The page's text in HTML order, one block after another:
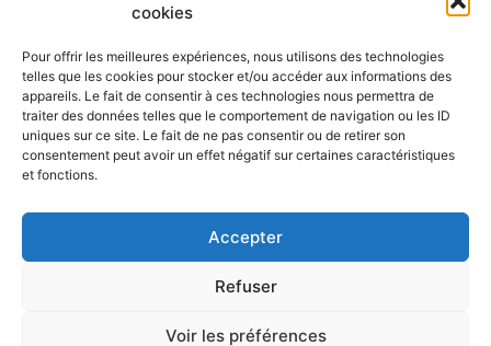
cookies
Pour offrir les meilleures expériences, nous utilisons des technologies
telles que les cookies pour stocker et/ou accéder aux informations des
appareils. Le fait de consentir à ces technologies nous permettra de
traiter des données telles que le comportement de navigation ou les ID
uniques sur ce site. Le fait de ne pas consentir ou de retirer son
consentement peut avoir un effet négatif sur certaines caractéristiques
et fonctions.
Accepter
Refuser
Voir les préférences
Témoignages et actualités
© Copyright 2025. Tous droits réservés.